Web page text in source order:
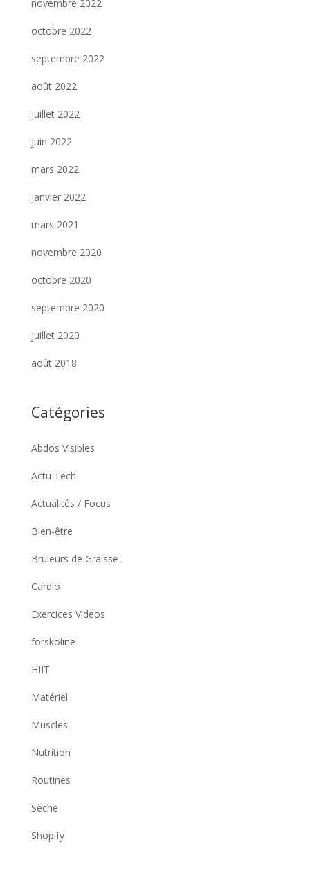
novembre 2022
octobre 2022
septembre 2022
août 2022
juillet 2022
juin 2022
mars 2022
janvier 2022
mars 2021
novembre 2020
octobre 2020
septembre 2020
juillet 2020
août 2018
Catégories
Abdos Visibles
Actu Tech
Actualités / Focus
Bien-être
Bruleurs de Graisse
Cardio
Exercices Videos
forskoline
HIIT
Matériel
Muscles
Nutrition
Routines
Sèche
Shopify